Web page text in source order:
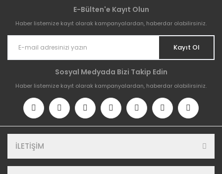
E-Bülten'e Kayıt Olun
Haber listemize kayıt olarak kampanyalardan, haberdar olabilirsiniz.
Kayıt Ol
Sosyal Medyada Bizi Takip Edin
Haber listemize kayıt olarak kampanyalardan, haberdar olabilirsiniz.
İLETİŞİM